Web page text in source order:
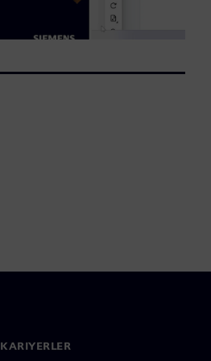
KARIYERLER